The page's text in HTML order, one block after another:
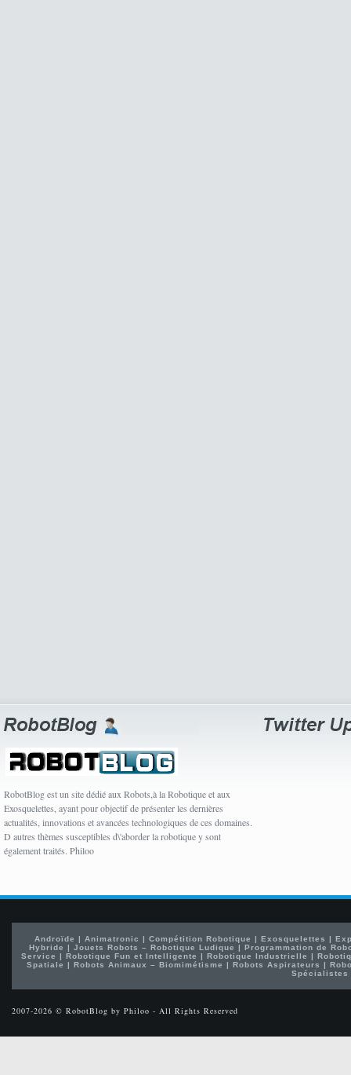
RobotBlog est un site dédié aux Robots,à la Robotique et aux
Exosquelettes, ayant pour objectif de présenter les dernières
actualités, innovations et avancées technologiques de ces domaines.
D autres thèmes susceptibles d\'aborder la robotique y sont
également traités. Philoo
Androïde | Animatronic | Compétition Robotique | Exosquelettes |
Hybride |Jouets Robots – Robotique Ludique |Programmation de
Service | Robotique Fun et Intelligente | Robotique Industrielle |
Spatiale | Robots Animaux – Biomimétisme | Robots Aspirateurs |
Spécialistes
2007-2026 © RobotBlog by Philoo - All Rights Reserved